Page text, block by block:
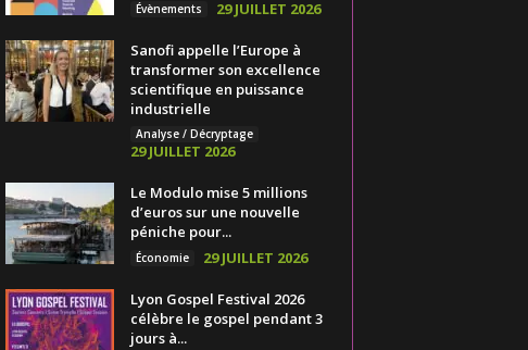
Évènements 29 JUILLET 2026
Sanofi appelle l’Europe à
transformer son excellence
scientifique en puissance
industrielle
Analyse / Décryptage
29 JUILLET 2026
Le Modulo mise 5 millions
d’euros sur une nouvelle
péniche pour...
Économie 29 JUILLET 2026
Lyon Gospel Festival 2026
célèbre le gospel pendant 3
jours à...